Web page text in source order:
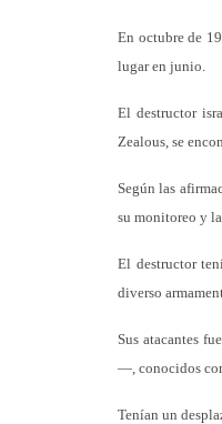
En octubre de
lugar en junio.
El destructor
Zealous, se
Según las
su monitoreo y
El destructor
diverso
Sus atacantes
—, conocidos
Tenían un